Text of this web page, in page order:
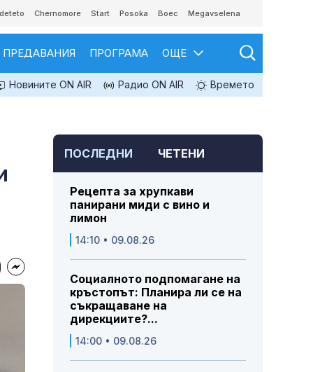
Chernomore Start Posoka Boec Megavselena
ПРЕДАВАНИЯ ПРОГРАМА ОЩЕ
Новините ON AIR Радио ON AIR Времето
ПОСЛЕДНИ ЧЕТЕНИ
Рецепта за хрупкави
панирани миди с вино и
лимон
14:10 • 09.08.26
Социалното подпомагане на
кръстопът: Планира ли се на
съкращаване на
дирекциите?...
14:00 • 09.08.26